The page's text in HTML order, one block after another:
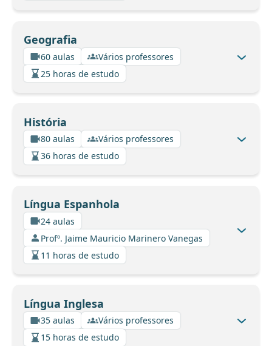
Geografia
60 aulas
Vários professores
25 horas de estudo
História
80 aulas
Vários professores
36 horas de estudo
Língua Espanhola
24 aulas
Profº. Jaime Mauricio Marinero Vanegas
11 horas de estudo
Língua Inglesa
35 aulas
Vários professores
15 horas de estudo